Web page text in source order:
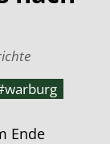
Ende